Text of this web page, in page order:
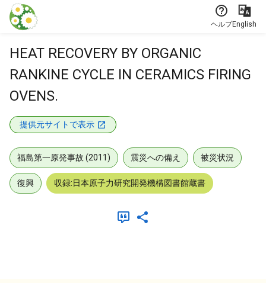
本文に飛ぶ
ヘルプEnglish
HEAT RECOVERY BY ORGANIC
RANKINE CYCLE IN CERAMICS FIRING
OVENS.
提供元サイトで表示
福島第一原発事故 (2011) 震災への備え 被災状況
復興 収録:日本原子力研究開発機構図書館蔵書